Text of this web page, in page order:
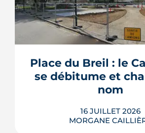
Les travaux modificatifs
(TMA) permettent de
plans d'un logement en
réserve de la faisabilité
l'accord du promoteur.
livraison, ces
s'encadrent par un contrat
Place du Breil : le
se débitume et
nom
16 JUILLET 2026
MORGANE